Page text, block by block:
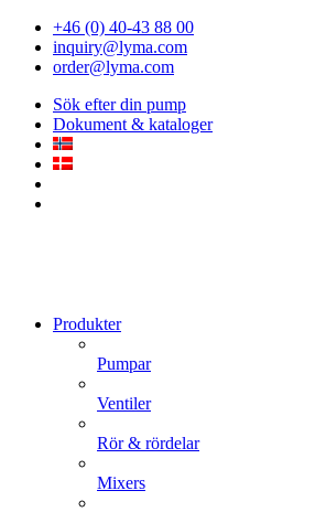
+46 (0) 40-43 88 00
inquiry@lyma.com
order@lyma.com
Sök efter din pump
Dokument & kataloger
Produkter
Pumpar
Ventiler
Rör & rördelar
Mixers